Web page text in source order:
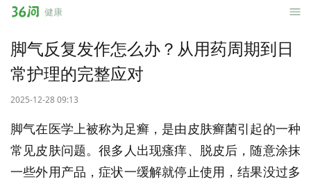
36
健康
脚气反复发作怎么办？从用药周期到日
常护理的完整应对
2025-12-28 09:13
脚气在医学上被称为足癣，是由皮肤癣菌引起的一种
常见皮肤问题。很多人出现瘙痒、脱皮后，随意涂抹
一些外用产品，症状一缓解就停止使用，结果没过多